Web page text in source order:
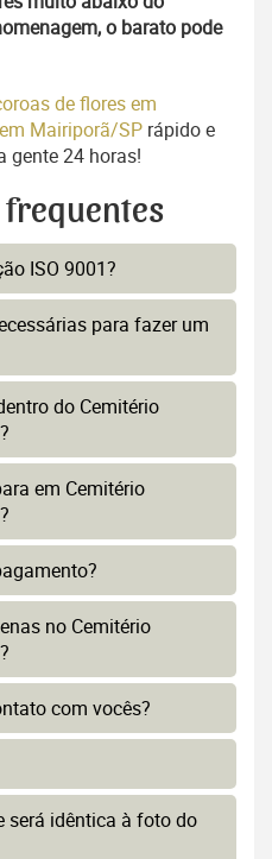
o barato pode
de flores em
Mairiporã/SP rápido e
gente 24 horas!
frequentes
ISO 9001?
para fazer um
do Cemitério
em Cemitério
no Cemitério
com vocês?
será idêntica à foto do